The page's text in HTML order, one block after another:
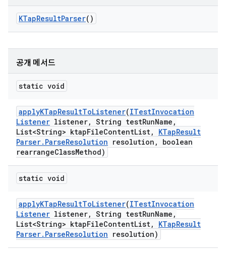
KTapResultParser()
공개 메서드
static void
applyKTapResultToListener(ITestInvocation
Listener listener, String testRunName ,
List<String> ktapFileContentList, KTapResult
Parser. ParseResolution resolution ,
boolean
rearrangeClassMethod)
static void
applyKTapResultToListener(ITestInvocation
Listener listener, String testRunName ,
List<String> ktapFileContentList, KTapResult
Parser. ParseResolution resolution)